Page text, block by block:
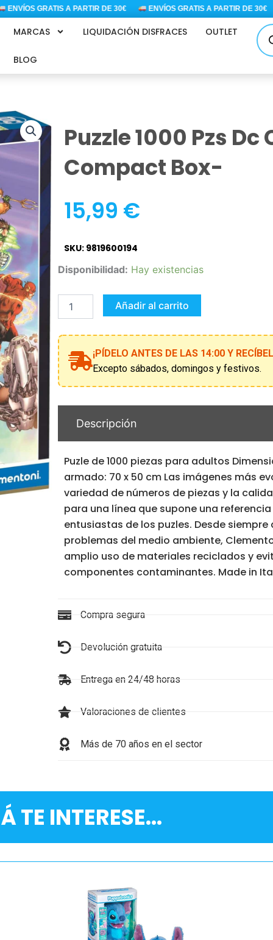
GRATIS A PARTIR DE 30€ ENVÍOS GRATIS A PARTIR DE 30€
MARCAS LIQUIDACIÓN DISFRACES OUTLET
BLOG
de
Puzzle 1000 Pzs
Compact Box-
15,99 €
SKU: 9819600194
Disponibilidad: Hay existencias
Puzzle
1000
Compact
Box-
cantidad
Añadir al carrito
¡PÍDELO ANTES DE LAS 14:00 Y
Excepto sábados, domingos y festivos.
Descripción
Puzle de 1000 piezas para adultos
armado: 70 x 50 cm Las imágenes más
variedad de números de piezas y la
para una línea que supone una
entusiastas de los puzles. Desde
problemas del medio ambiente,
amplio uso de materiales reciclados y
componentes contaminantes. Made in
Compra segura
Devolución gratuita
Entrega en 24/48 horas
Valoraciones de clientes
Más de 70 años en el sector
TE INTERESE...